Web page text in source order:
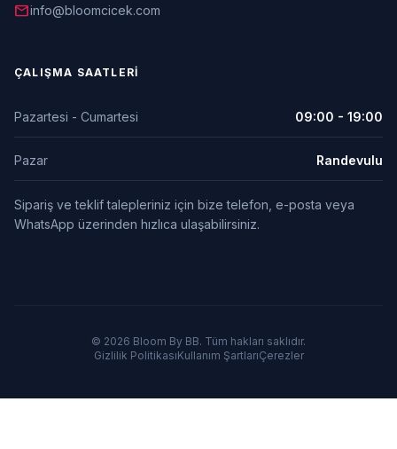
mailinfo@bloomcicek.com
ÇALIŞMA SAATLERI
Pazartesi - Cumartesi 09:00 - 19:00
Pazar Randevulu
Sipariş ve teklif talepleriniz için bize telefon, e-posta veya
WhatsApp üzerinden hızlıca ulaşabilirsiniz.
© 2026 Bloom By BB. Tüm hakları saklıdır.
Gizlilik PolitikasıKullanım ŞartlarıÇerezler